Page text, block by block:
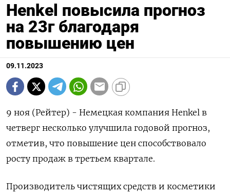
Henkel повысила прогноз
на 23г благодаря
повышению цен
09.11.2023
9 ноя (Рейтер) - Немецкая компания Henkel в
четверг несколько улучшила годовой прогноз,
отметив, что повышение цен способствовало
росту продаж в третьем квартале.
Производитель чистящих средств и косметики